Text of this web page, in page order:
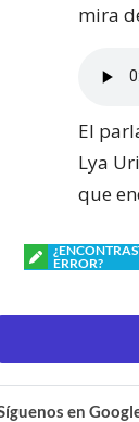
mira
El
Lya
que
ERROR?
en